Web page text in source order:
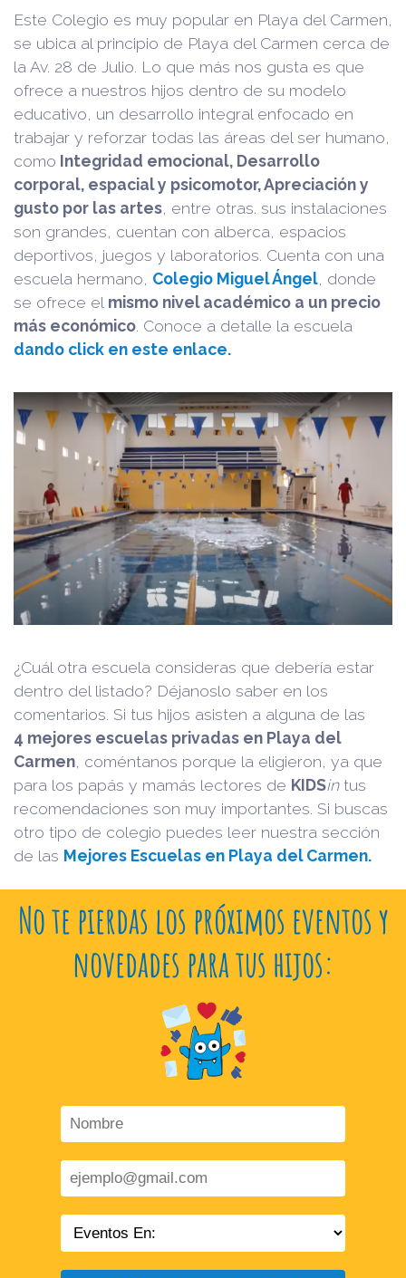
Este Colegio es muy popular en Playa del Carmen,
se ubica al principio de Playa del Carmen cerca de
la Av. 28 de Julio. Lo que más nos gusta es que
ofrece a nuestros hijos dentro de su modelo
educativo, un desarrollo integral enfocado en
trabajar y reforzar todas las áreas del ser humano,
como Integridad emocional, Desarrollo
corporal, espacial y psicomotor, Apreciación y
gusto por las artes , entre otras. sus instalaciones
son grandes, cuentan con alberca, espacios
deportivos, juegos y laboratorios. Cuenta con una
escuela hermano, Colegio Miguel Ángel , donde
se ofrece el mismo nivel académico a un precio
más económico . Conoce a detalle la escuela
dando click en este enlace.
¿Cuál otra escuela consideras que debería estar
dentro del listado? Déjanoslo saber en los
comentarios. Si tus hijos asisten a alguna de las
4 mejores escuelas privadas en Playa del
Carmen, coméntanos porque la eligieron, ya que
para los papás y mamás lectores de KIDSintus
recomendaciones son muy importantes. Si buscas
otro tipo de colegio puedes leer nuestra sección
de las Mejores Escuelas en Playa del Carmen.
No te pierdas los próximos eventos y
novedades para tus hijos: